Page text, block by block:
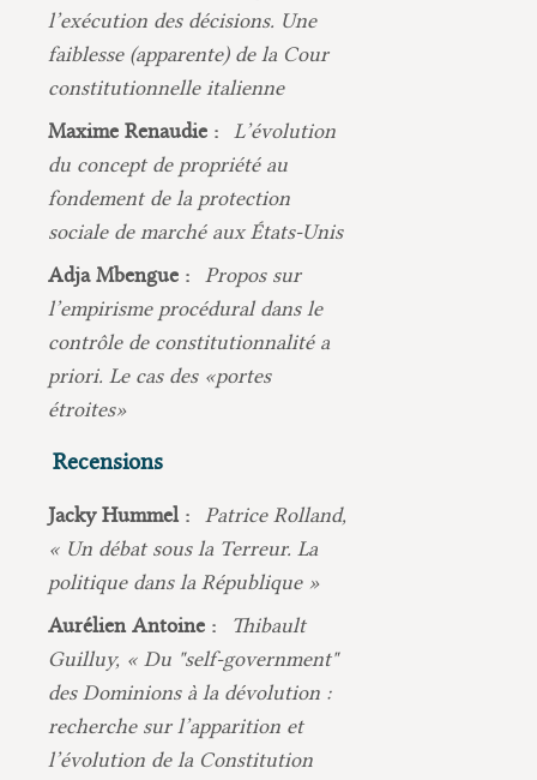
l’exécution des décisions. Une
faiblesse (apparente) de la Cour
constitutionnelle italienne
Maxime Renaudie :
L’évolution
du concept de propriété au
fondement de la protection
sociale de marché aux États-Unis
Adja Mbengue :
Propos sur
l’empirisme procédural dans le
contrôle de constitutionnalité a
priori. Le cas des «portes
étroites»
Recensions
Jacky Hummel :
Patrice Rolland,
« Un débat sous la Terreur. La
politique dans la République »
Aurélien Antoine :
Thibault
Guilluy, « Du "self-government"
des Dominions à la dévolution :
recherche sur l’apparition et
l’évolution de la Constitution